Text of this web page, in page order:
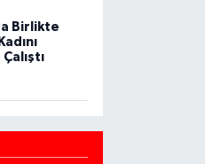
Birlikte